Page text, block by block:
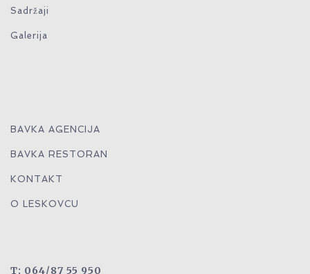
Sadržaji
Galerija
BAVKA AGENCIJA
BAVKA RESTORAN
KONTAKT
O LESKOVCU
T: 064/87 55 950